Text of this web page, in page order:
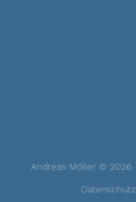
Andreas Möller © 2026
Datenschutz